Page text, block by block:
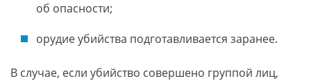
об опасности;
орудие убийства подготавливается заранее.
В случае, если убийство совершено группой лиц,